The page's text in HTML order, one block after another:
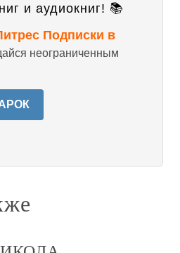
и аудиокниг! 📚
Подписки в
неограниченным